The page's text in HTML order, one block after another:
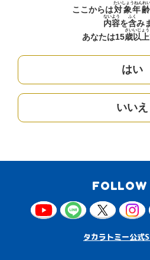
ここからは対象年齢
たいしょうねんれい
内容
ないよう
を含
ふく
み
あなたは15歳
さい
以上
いじょう
はい
いいえ
FOLLOW
タカラトミー公式